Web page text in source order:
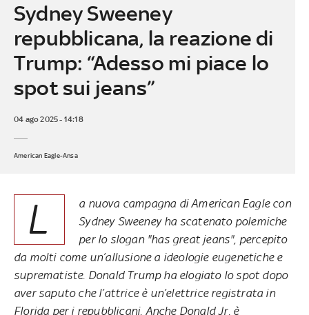
Sydney Sweeney
repubblicana, la reazione di
Trump: “Adesso mi piace lo
spot sui jeans”
04 ago 2025 - 14:18
American Eagle-Ansa
L
a nuova campagna di American Eagle con
Sydney Sweeney ha scatenato polemiche
per lo slogan "has great jeans", percepito
da molti come un’allusione a ideologie eugenetiche e
suprematiste. Donald Trump ha elogiato lo spot dopo
aver saputo che l’attrice è un’elettrice registrata in
Florida per i repubblicani. Anche Donald Jr. è